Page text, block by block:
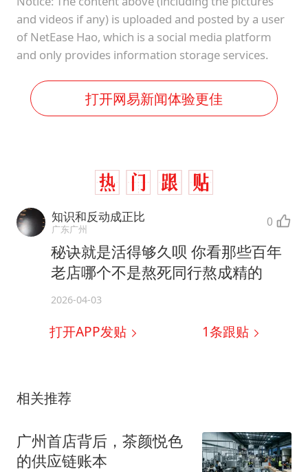
and videos if any) is uploaded and posted by a user
of NetEase Hao, which is a social media platform
and only provides information storage services.
打开网易新闻体验更佳
知识和反动成正比
广东广州 0
秘诀就是活得够久呗 你看那些百年
老店哪个不是熬死同行熬成精的
2026-04-03
打开APP发贴 1条跟贴
相关推荐
广州首店背后，茶颜悦色
的供应链账本